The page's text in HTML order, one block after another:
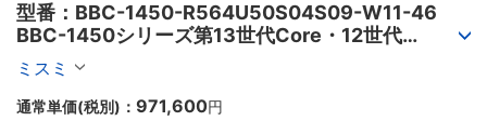
型番：BBC-1450-R564U50S04S09-W11-46
BBC-1450シリーズ第13世代Core・12世代
Celeron対応小型フロアマウント4PCIe
ミスミ
通常単価(税別)： 971,600円